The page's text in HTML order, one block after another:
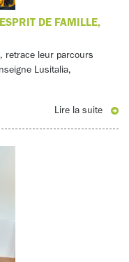
DE FAMILLE,
retrace leur parcours
Lusitalia,
Lire la suite